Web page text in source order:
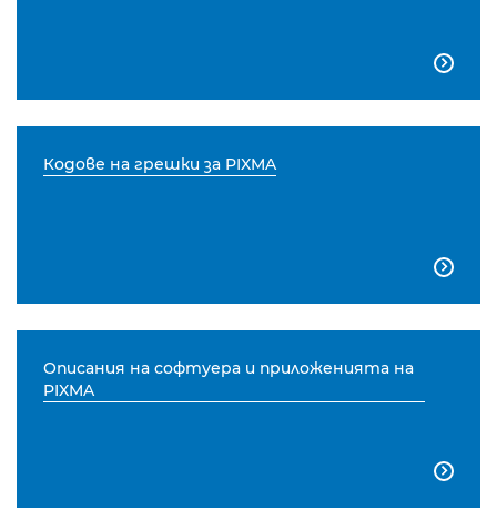

Кодове на грешки за PIXMA

Описания на софтуера и приложенията на
PIXMA
